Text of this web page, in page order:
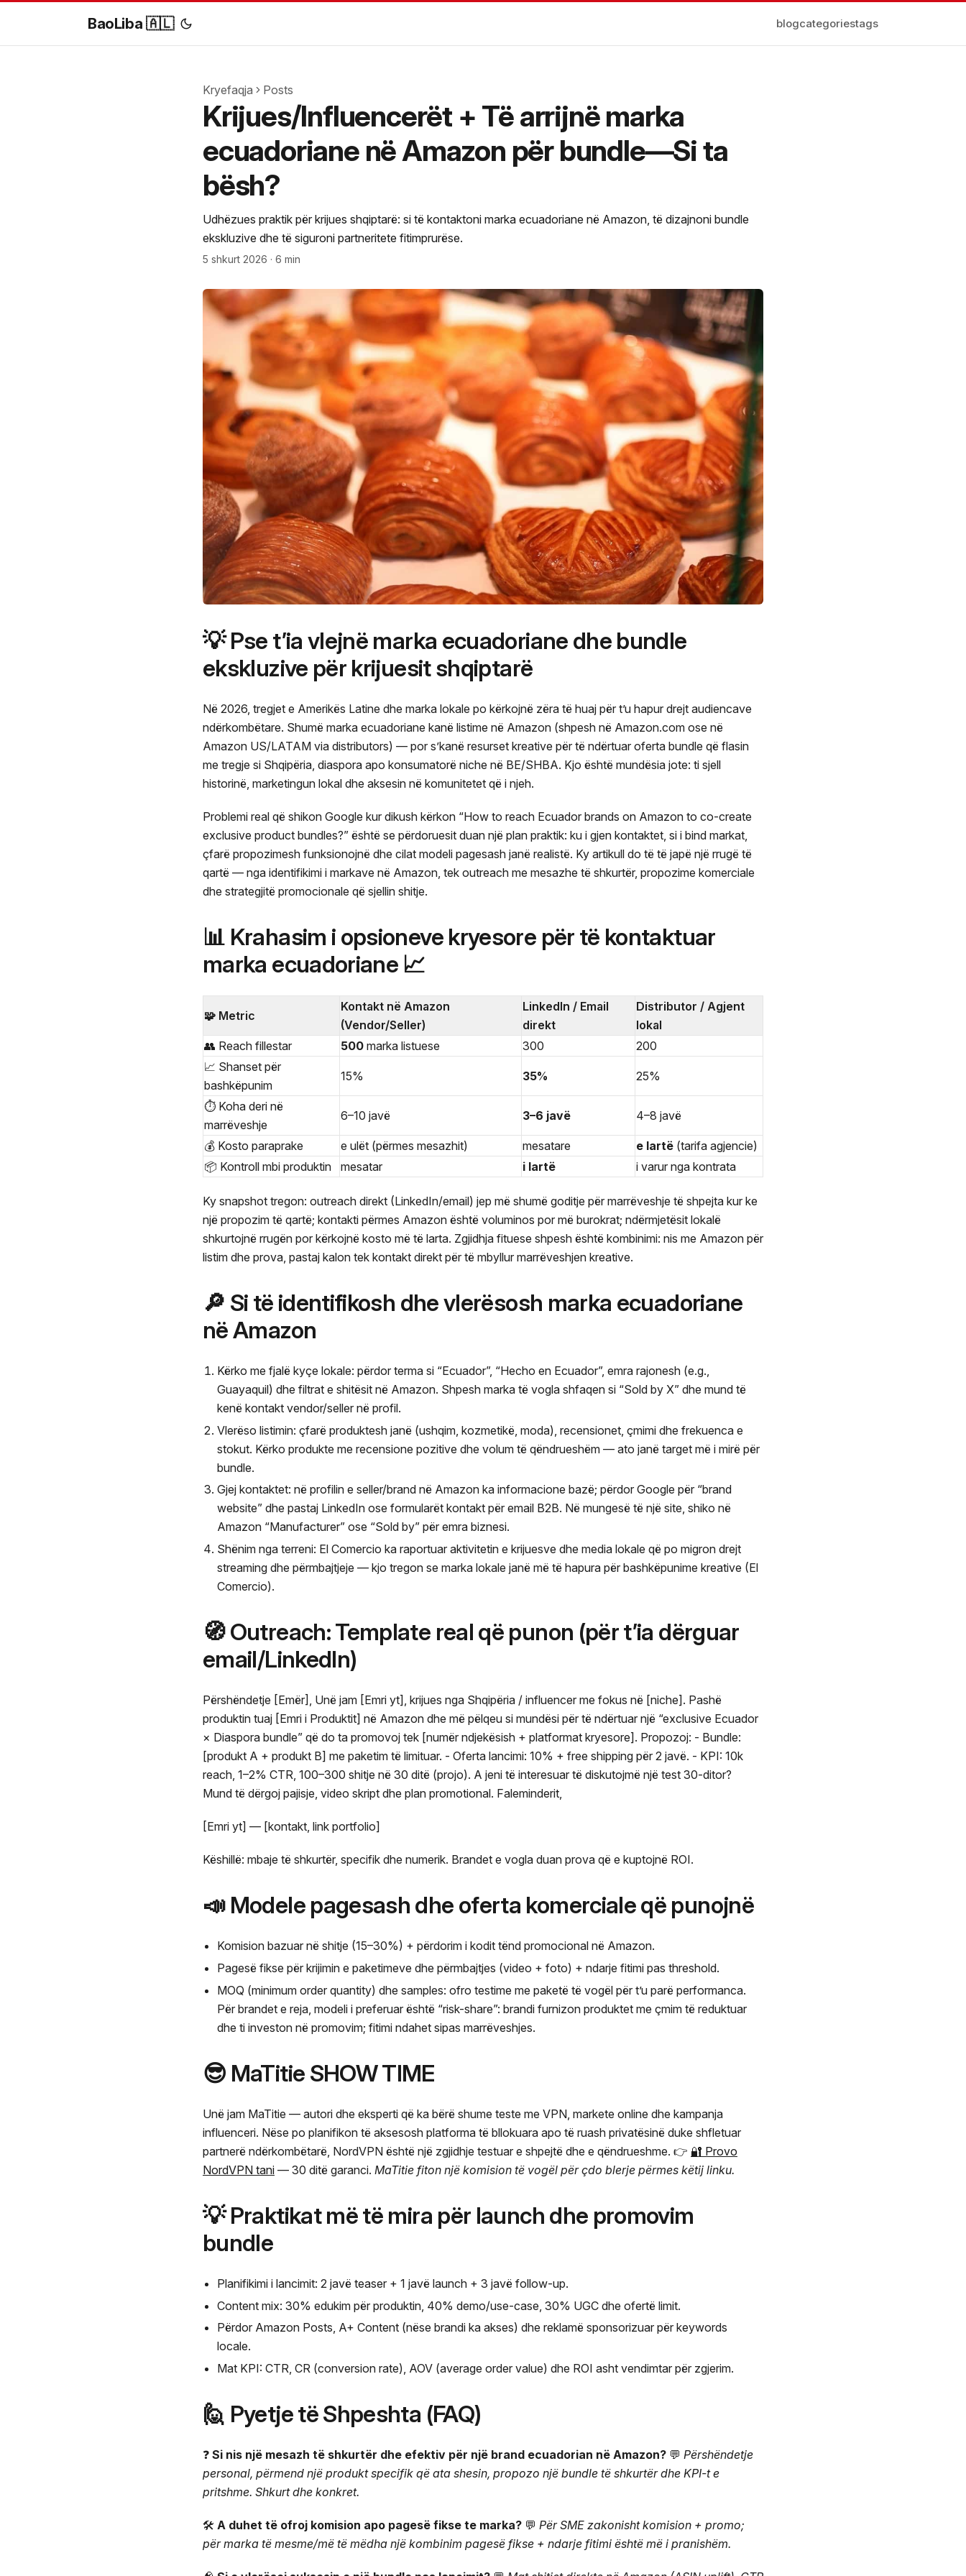
BaoLiba 🇦🇱 blogcategoriestags
Kryefaqja Posts
Krijues/Influencerët + Të arrijnë marka
ecuadoriane në Amazon për bundle—Si ta
bësh?
Udhëzues praktik për krijues shqiptarë: si të kontaktoni marka ecuadoriane në Amazon, të dizajnoni bundle
ekskluzive dhe të siguroni partneritete fitimprurëse.
5 shkurt 2026 · 6 min
💡 Pse t’ia vlejnë marka ecuadoriane dhe bundle
ekskluzive për krijuesit shqiptarë
Në 2026, tregjet e Amerikës Latine dhe marka lokale po kërkojnë zëra të huaj për t’u hapur drejt audiencave
ndërkombëtare. Shumë marka ecuadoriane kanë listime në Amazon (shpesh në Amazon.com ose në
Amazon US/LATAM via distributors) — por s’kanë resurset kreative për të ndërtuar oferta bundle që flasin
me tregje si Shqipëria, diaspora apo konsumatorë niche në BE/SHBA. Kjo është mundësia jote: ti sjell
historinë, marketingun lokal dhe aksesin në komunitetet që i njeh.
Problemi real që shikon Google kur dikush kërkon “How to reach Ecuador brands on Amazon to co-create
exclusive product bundles?” është se përdoruesit duan një plan praktik: ku i gjen kontaktet, si i bind markat,
çfarë propozimesh funksionojnë dhe cilat modeli pagesash janë realistë. Ky artikull do të të japë një rrugë të
qartë — nga identifikimi i markave në Amazon, tek outreach me mesazhe të shkurtër, propozime komerciale
dhe strategjitë promocionale që sjellin shitje.
📊 Krahasim i opsioneve kryesore për të kontaktuar
marka ecuadoriane 📈
🧩 Metric
Kontakt në Amazon
(Vendor/Seller)
LinkedIn / Email
direkt
Distributor / Agjent
lokal
👥 Reach fillestar
500 marka listuese 300
200
📈 Shanset për
bashkëpunim
15% 35% 25%
⏱️ Koha deri në
marrëveshje
6–10 javë 3–6 javë 4–8 javë
💰 Kosto paraprake e ulët (përmes mesazhit) mesatare e lartë (tarifa agjencie)
📦 Kontroll mbi produktin
mesatar i lartë i varur nga kontrata
Ky snapshot tregon: outreach direkt (LinkedIn/email) jep më shumë goditje për marrëveshje të shpejta kur ke
një propozim të qartë; kontakti përmes Amazon është voluminos por më burokrat; ndërmjetësit lokalë
shkurtojnë rrugën por kërkojnë kosto më të larta. Zgjidhja fituese shpesh është kombinimi: nis me Amazon për
listim dhe prova, pastaj kalon tek kontakt direkt për të mbyllur marrëveshjen kreative.
🔎 Si të identifikosh dhe vlerësosh marka ecuadoriane
në Amazon
Kërko me fjalë kyçe lokale: përdor terma si “Ecuador”, “Hecho en Ecuador”, emra rajonesh (e.g.,
Guayaquil) dhe filtrat e shitësit në Amazon. Shpesh marka të vogla shfaqen si “Sold by X” dhe mund të
kenë kontakt vendor/seller në profil.
Vlerëso listimin: çfarë produktesh janë (ushqim, kozmetikë, moda), recensionet, çmimi dhe frekuenca e
stokut. Kërko produkte me recensione pozitive dhe volum të qëndrueshëm — ato janë target më i mirë për
bundle.
Gjej kontaktet: në profilin e seller/brand në Amazon ka informacione bazë; përdor Google për “brand
website” dhe pastaj LinkedIn ose formularët kontakt për email B2B. Në mungesë të një site, shiko në
Amazon “Manufacturer” ose “Sold by” për emra biznesi.
Shënim nga terreni: El Comercio ka raportuar aktivitetin e krijuesve dhe media lokale që po migron drejt
streaming dhe përmbajtjeje — kjo tregon se marka lokale janë më të hapura për bashkëpunime kreative (El
Comercio).
🧭 Outreach: Template real që punon (për t’ia dërguar
email/LinkedIn)
Përshëndetje [Emër], Unë jam [Emri yt], krijues nga Shqipëria / influencer me fokus në [niche]. Pashë
produktin tuaj [Emri i Produktit] në Amazon dhe më pëlqeu si mundësi për të ndërtuar një “exclusive Ecuador
× Diaspora bundle” që do ta promovoj tek [numër ndjekësish + platformat kryesore]. Propozoj: - Bundle:
[produkt A + produkt B] me paketim të limituar. - Oferta lancimi: 10% + free shipping për 2 javë. - KPI: 10k
reach, 1–2% CTR, 100–300 shitje në 30 ditë (projo). A jeni të interesuar të diskutojmë një test 30-ditor?
Mund të dërgoj pajisje, video skript dhe plan promotional. Faleminderit,
[Emri yt] — [kontakt, link portfolio]
Këshillë: mbaje të shkurtër, specifik dhe numerik. Brandet e vogla duan prova që e kuptojnë ROI.
📣 Modele pagesash dhe oferta komerciale që punojnë
Komision bazuar në shitje (15–30%) + përdorim i kodit tënd promocional në Amazon.
Pagesë fikse për krijimin e paketimeve dhe përmbajtjes (video + foto) + ndarje fitimi pas threshold.
MOQ (minimum order quantity) dhe samples: ofro testime me paketë të vogël për t’u parë performanca.
Për brandet e reja, modeli i preferuar është “risk-share”: brandi furnizon produktet me çmim të reduktuar
dhe ti investon në promovim; fitimi ndahet sipas marrëveshjes.
😎 MaTitie SHOW TIME
Unë jam MaTitie — autori dhe eksperti që ka bërë shume teste me VPN, markete online dhe kampanja
influenceri. Nëse po planifikon të aksesosh platforma të bllokuara apo të ruash privatësinë duke shfletuar
partnerë ndërkombëtarë, NordVPN është një zgjidhje testuar e shpejtë dhe e qëndrueshme. 👉 🔐 Provo
NordVPN tani — 30 ditë garanci. MaTitie fiton një komision të vogël për çdo blerje përmes këtij linku.
💡 Praktikat më të mira për launch dhe promovim
bundle
Planifikimi i lancimit: 2 javë teaser + 1 javë launch + 3 javë follow-up.
Content mix: 30% edukim për produktin, 40% demo/use-case, 30% UGC dhe ofertë limit.
Përdor Amazon Posts, A+ Content (nëse brandi ka akses) dhe reklamë sponsorizuar për keywords
locale.
Mat KPI: CTR, CR (conversion rate), AOV (average order value) dhe ROI asht vendimtar për zgjerim.
🙋 Pyetje të Shpeshta (FAQ)
❓ Si nis një mesazh të shkurtër dhe efektiv për një brand ecuadorian në Amazon? 💬 Përshëndetje
personal, përmend një produkt specifik që ata shesin, propozo një bundle të shkurtër dhe KPI-t e
pritshme. Shkurt dhe konkret.
🛠️ A duhet të ofroj komision apo pagesë fikse te marka? 💬 Për SME zakonisht komision + promo;
për marka të mesme/më të mëdha një kombinim pagesë fikse + ndarje fitimi është më i pranishëm.